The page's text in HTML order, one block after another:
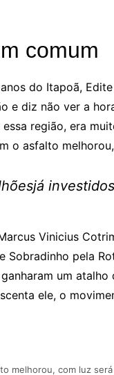
comum
do Itapoã,
e diz não ver a
região, era
o asfalto
Vinicius
Sobradinho pela
um
ele, o
melhorou, com luz